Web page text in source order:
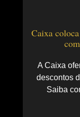
Caixa
A Caixa
descontos
Saiba